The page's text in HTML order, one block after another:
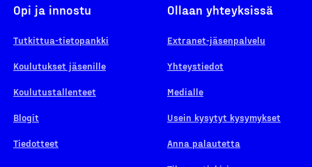
Opi ja innostu
Tutkittua-tietopankki
Koulutukset jäsenille
Koulutustallenteet
Blogit
Tiedotteet
Ollaan yhteyksissä
Extranet-jäsenpalvelu
Yhteystiedot
Medialle
Usein kysytyt kysymykset
Anna palautetta